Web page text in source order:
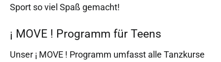
Sport so viel Spaß gemacht!
¡ MOVE ! Programm für Teens
Unser ¡ MOVE ! Programm umfasst alle Tanzkurse